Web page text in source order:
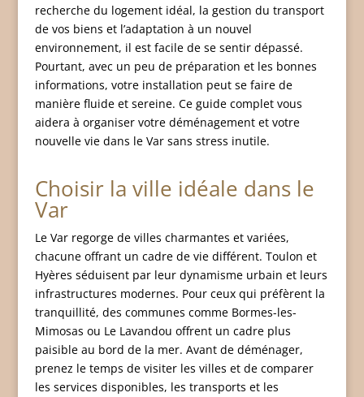
recherche du logement idéal, la gestion du transport
de vos biens et l’adaptation à un nouvel
environnement, il est facile de se sentir dépassé.
Pourtant, avec un peu de préparation et les bonnes
informations, votre installation peut se faire de
manière fluide et sereine. Ce guide complet vous
aidera à organiser votre déménagement et votre
nouvelle vie dans le Var sans stress inutile.
Choisir la ville idéale dans le
Var
Le Var regorge de villes charmantes et variées,
chacune offrant un cadre de vie différent. Toulon et
Hyères séduisent par leur dynamisme urbain et leurs
infrastructures modernes. Pour ceux qui préfèrent la
tranquillité, des communes comme Bormes-les-
Mimosas ou Le Lavandou offrent un cadre plus
paisible au bord de la mer. Avant de déménager,
prenez le temps de visiter les villes et de comparer
les services disponibles, les transports et les